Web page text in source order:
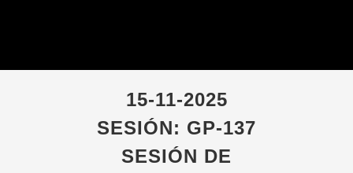
15-11-2025
SESIÓN: GP-137
SESIÓN DE